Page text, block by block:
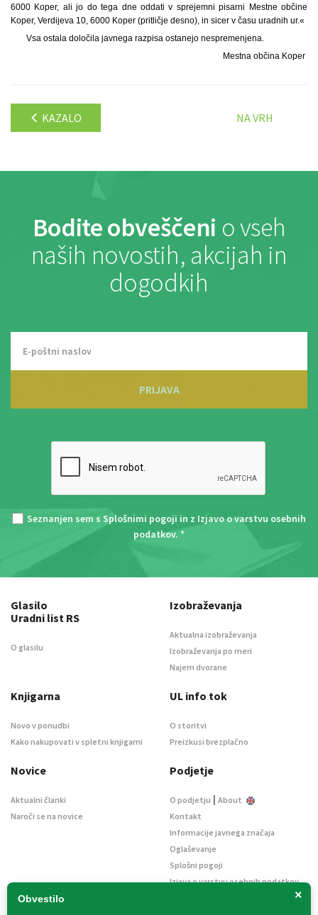
6000 Koper, ali jo do tega dne oddati v sprejemni pisarni Mestne občine
Koper, Verdijeva 10, 6000 Koper (pritličje desno), in sicer v času uradnih ur.«
Vsa ostala določila javnega razpisa ostanejo nespremenjena.
Mestna občina Koper
KAZALO NA VRH
Bodite obveščeni o vseh
naših novostih, akcijah in
dogodkih
PRIJAVA
Seznanjen sem s Splošnimi pogoji in z Izjavo o varstvu osebnih
podatkov. *
×
Obvestilo
Glasilo
Uradni list RS
O glasilu
Izobraževanja
Aktualna izobraževanja
Izobraževanja po meri
Najem dvorane
Knjigarna
Novo v ponudbi
Kako nakupovati v spletni knjigarni
UL info tok
O storitvi
Preizkusi brezplačno
Novice
Aktualni članki
Naroči se na novice
Podjetje
O podjetju | About
Kontakt
Informacije javnega značaja
Oglaševanje
Splošni pogoji
Izjava o varstvu osebnih podatkov